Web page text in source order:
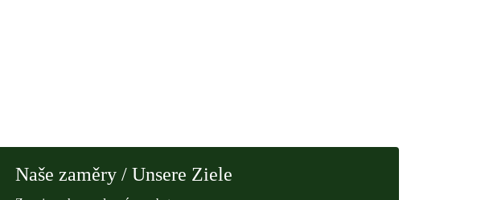
Naše zaměry / Unsere Ziele